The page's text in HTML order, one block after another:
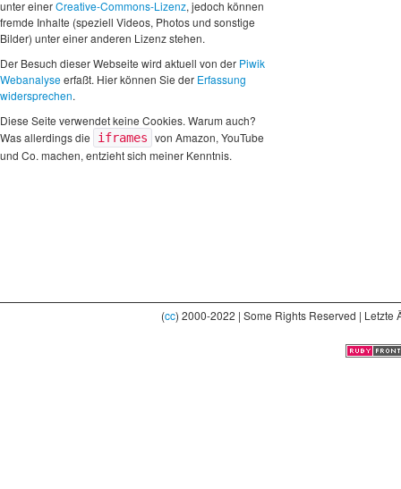
unter einerCreative-Commons-Lizenz, jedoch können
fremde Inhalte (speziell Videos, Photos und sonstige
Bilder) unter einer anderen Lizenz stehen.
Der Besuch dieser Webseite wird aktuell von der Piwik
Webanalyseerfaßt. Hier können Sie der Erfassung
widersprechen.
Diese Seite verwendet keine Cookies. Warum auch?
Was allerdings die
iframes von Amazon, YouTube
und Co. machen, entzieht sich meiner Kenntnis.
(cc) 2000-2022 | Some Rights Reserved |